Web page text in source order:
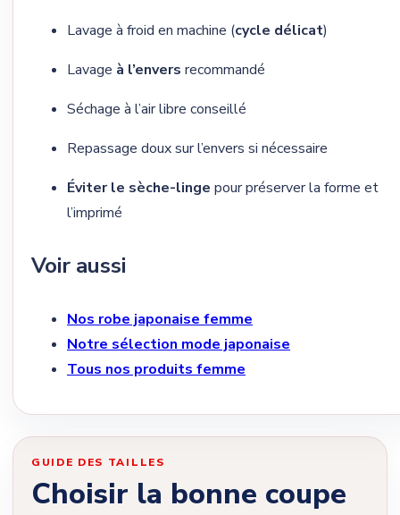
Lavage à froid en machine (cycle délicat)
Lavage à l’envers recommandé
Séchage à l’air libre conseillé
Repassage doux sur l’envers si nécessaire
Éviter le sèche-linge pour préserver la forme et
l’imprimé
Voir aussi
Nos robe japonaise femme
Notre sélection mode japonaise
Tous nos produits femme
GUIDE DES TAILLES
Choisir la bonne coupe